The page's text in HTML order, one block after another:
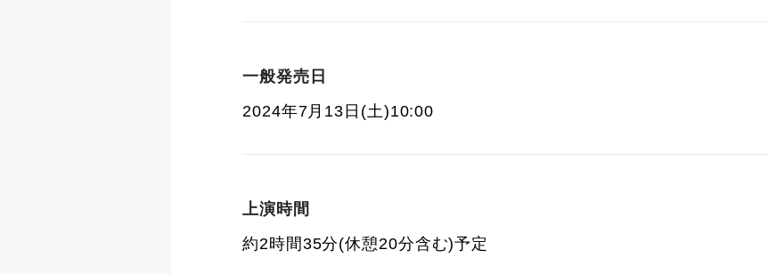
一般発売日
2024年7月13日(土)10:00
上演時間
約2時間35分(休憩20分含む)予定